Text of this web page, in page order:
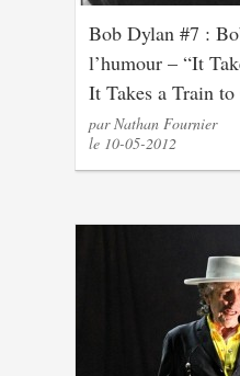
Bob Dylan #7 :
l’humour – “It
It Takes a Train
par Nathan Fournier
le 10-05-2012